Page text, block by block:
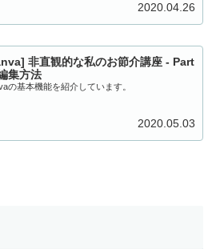
2020.04.26
非直観的な私のお節介講座 - Part
集方法
の基本機能を紹介しています。
2020.05.03